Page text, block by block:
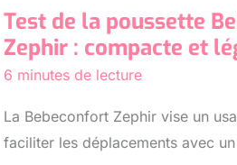
Test de la poussette
Zephir : compacte et
6 minutes de lecture
La Bebeconfort Zephir vise un
faciliter les déplacements avec